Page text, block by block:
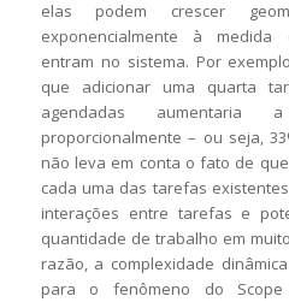
elas podem crescer
exponencialmente à medida
entram no sistema. Por
que adicionar uma quarta
agendadas
proporcionalmente – ou seja,
não leva em conta o fato de
cada uma das tarefas
interações entre tarefas e
quantidade de trabalho em
razão, a complexidade
para o fenômeno do